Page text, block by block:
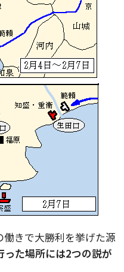
きで大勝利を挙げた源
た場所には2つの説が